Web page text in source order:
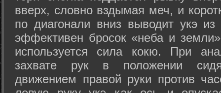
вверх, словно вздымая меч, и
по диагонали вниз выводит укэ
эффективен бросок «неба и
используется сила кокю. При
захвате рук в положении
движением правой руки против